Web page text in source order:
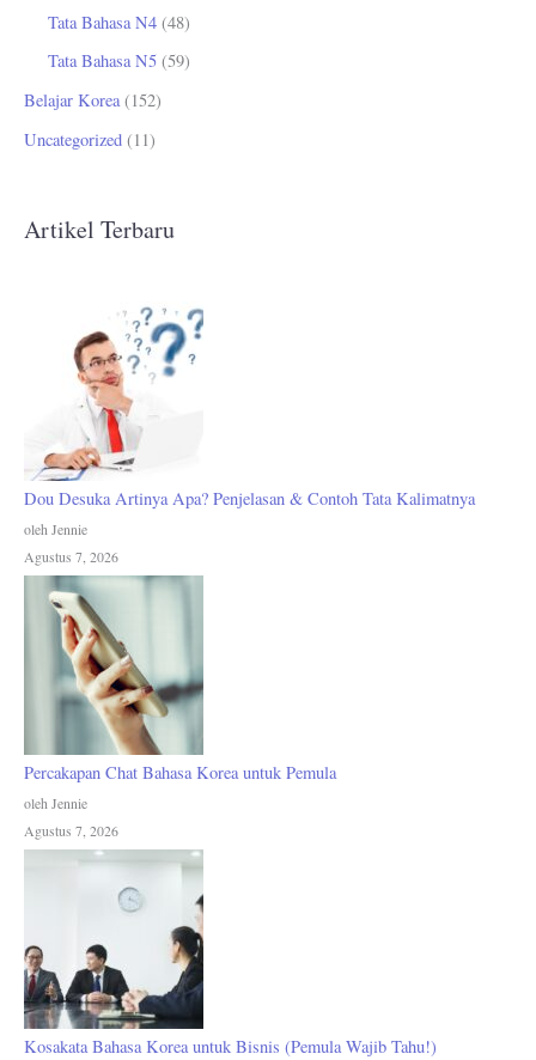
Tata Bahasa N4 (48)
Tata Bahasa N5 (59)
Belajar Korea(152)
Uncategorized (11)
Artikel Terbaru
Dou Desuka Artinya Apa? Penjelasan & Contoh Tata Kalimatnya
oleh Jennie
Agustus 7, 2026
Percakapan Chat Bahasa Korea untuk Pemula
oleh Jennie
Agustus 7, 2026
Kosakata Bahasa Korea untuk Bisnis (Pemula Wajib Tahu!)